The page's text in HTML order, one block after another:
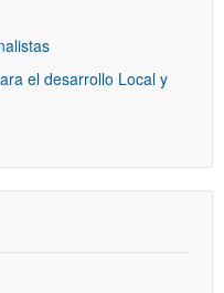
el desarrollo Local y